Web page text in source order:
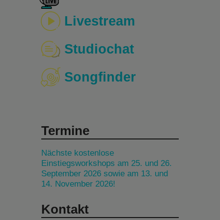
Livestream
Studiochat
Songfinder
Termine
Nächste kostenlose
Einstiegsworkshops am 25. und 26.
September 2026 sowie am 13. und
14. November 2026!
Kontakt